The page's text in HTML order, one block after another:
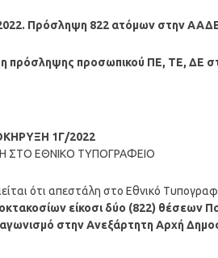
Πρόσληψη 822 ατόμων στην
πρόσληψης προσωπικού ΠΕ, ΤΕ, ΔΕ
1Γ/2022
ΣΤΟ ΕΘΝΙΚΟ ΤΥΠΟΓΡΑΦΕΙΟ
ότι απεστάλη στο Εθνικό
είκοσι δύο (822) θέσεων
στην Ανεξάρτητη Αρχή